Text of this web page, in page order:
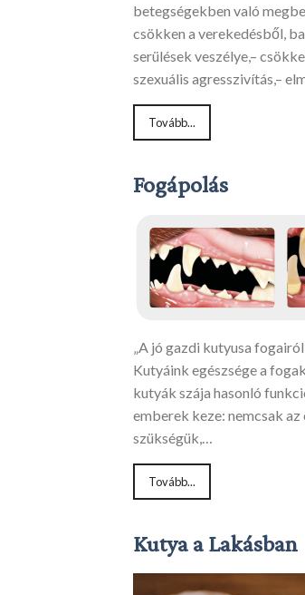
betegségekben való
csökken a verekedésből,
serülések veszélye,–
szexuális agresszivítás,–
Tovább...
Fogápolás
„A jó gazdi kutyusa
Kutyáink egészsége a
kutyák szája hasonló
emberek keze: nemcsak az
szükségük,…
Tovább...
Kutya a Lakásban